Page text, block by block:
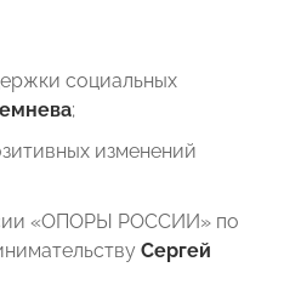
социальных
;
изменений
«ОПОРЫ РОССИИ» по
Сергей